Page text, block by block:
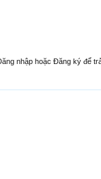
nhập hoặc Đăng ký để